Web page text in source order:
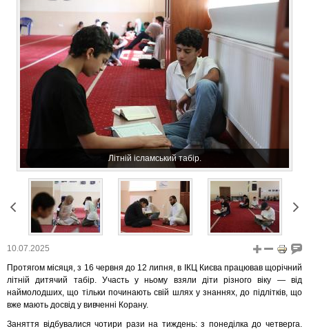
Літній ісламський табір.
10.07.2025
Протягом місяця, з 16 червня до 12 липня, в ІКЦ Києва працював щорічний
літній дитячий табір. Участь у ньому взяли діти різного віку — від
наймолодших, що тільки починають свій шлях у знаннях, до підлітків, що
вже мають досвід у вивченні Корану.
Заняття відбувалися чотири рази на тиждень: з понеділка до четверга.